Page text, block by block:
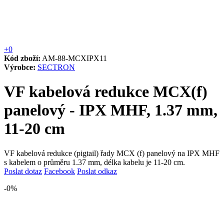
+0
Kód zboží: AM-88-MCXIPX11
Výrobce: SECTRON
VF kabelová redukce MCX(f)
panelový - IPX MHF, 1.37 mm,
11-20 cm
VF kabelová redukce (pigtail) řady MCX (f) panelový na IPX MHF
s kabelem o průměru 1.37 mm, délka kabelu je 11-20 cm.
Poslat dotaz Facebook Poslat odkaz
-0%